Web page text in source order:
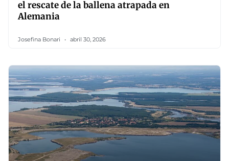
el rescate de la ballena atrapada en
Alemania
Josefina Bonari abril 30, 2026